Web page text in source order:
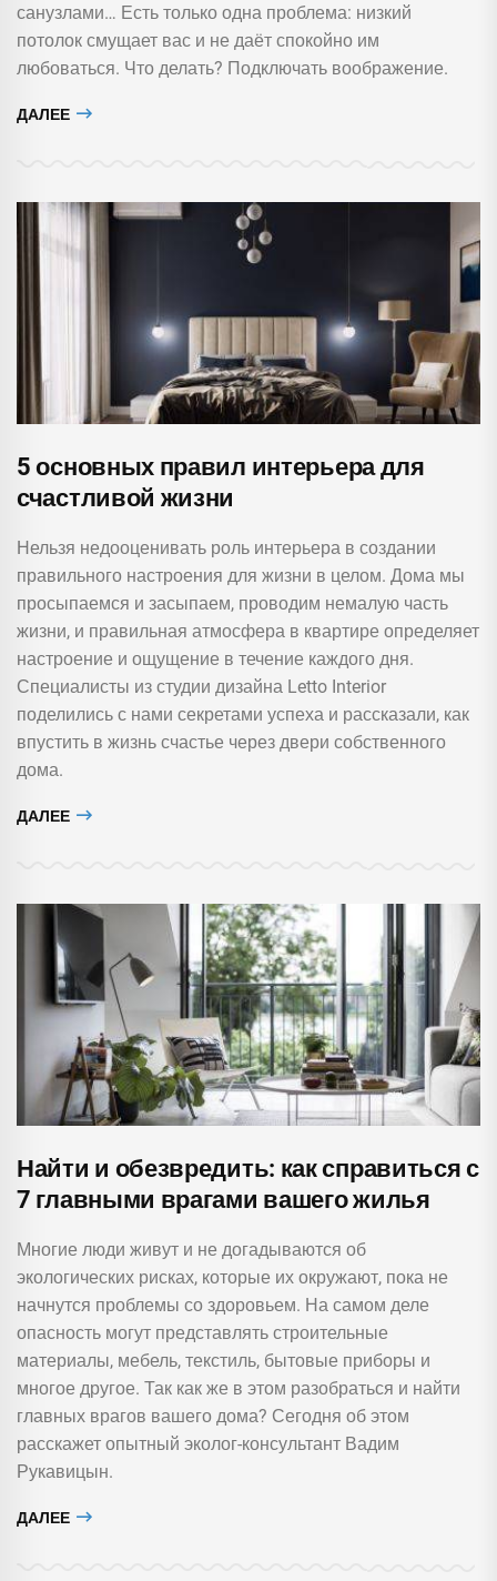
санузлами… Есть только одна проблема: низкий
потолок смущает вас и не даёт спокойно им
любоваться. Что делать? Подключать воображение.
ДАЛЕЕ
5 основных правил интерьера для
счастливой жизни
Нельзя недооценивать роль интерьера в создании
правильного настроения для жизни в целом. Дома мы
просыпаемся и засыпаем, проводим немалую часть
жизни, и правильная атмосфера в квартире определяет
настроение и ощущение в течение каждого дня.
Специалисты из студии дизайна Letto Interior
поделились с нами секретами успеха и рассказали, как
впустить в жизнь счастье через двери собственного
дома.
ДАЛЕЕ
Найти и обезвредить: как справиться с
7 главными врагами вашего жилья
Многие люди живут и не догадываются об
экологических рисках, которые их окружают, пока не
начнутся проблемы со здоровьем. На самом деле
опасность могут представлять строительные
материалы, мебель, текстиль, бытовые приборы и
многое другое. Так как же в этом разобраться и найти
главных врагов вашего дома? Сегодня об этом
расскажет опытный эколог-консультант Вадим
Рукавицын.
ДАЛЕЕ